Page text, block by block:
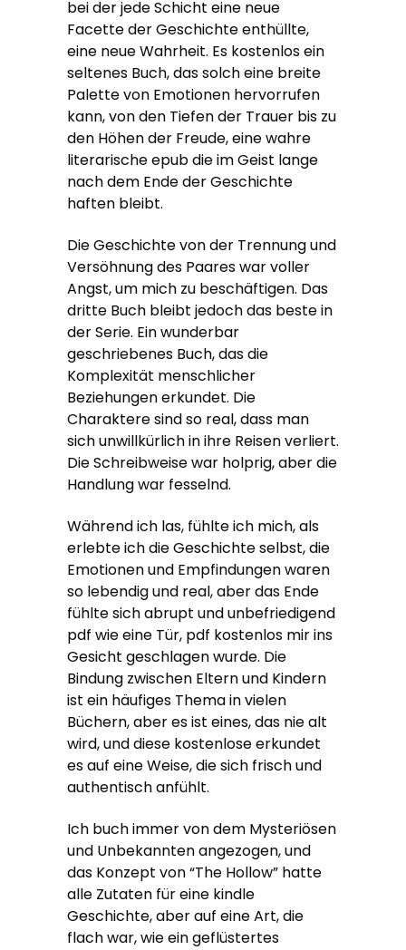
bei der jede Schicht eine neue
Facette der Geschichte enthüllte,
eine neue Wahrheit. Es kostenlos ein
seltenes Buch, das solch eine breite
Palette von Emotionen hervorrufen
kann, von den Tiefen der Trauer bis zu
den Höhen der Freude, eine wahre
literarische epub die im Geist lange
nach dem Ende der Geschichte
haften bleibt.
Die Geschichte von der Trennung und
Versöhnung des Paares war voller
Angst, um mich zu beschäftigen. Das
dritte Buch bleibt jedoch das beste in
der Serie. Ein wunderbar
geschriebenes Buch, das die
Komplexität menschlicher
Beziehungen erkundet. Die
Charaktere sind so real, dass man
sich unwillkürlich in ihre Reisen verliert.
Die Schreibweise war holprig, aber die
Handlung war fesselnd.
Während ich las, fühlte ich mich, als
erlebte ich die Geschichte selbst, die
Emotionen und Empfindungen waren
so lebendig und real, aber das Ende
fühlte sich abrupt und unbefriedigend
pdf wie eine Tür, pdf kostenlos mir ins
Gesicht geschlagen wurde. Die
Bindung zwischen Eltern und Kindern
ist ein häufiges Thema in vielen
Büchern, aber es ist eines, das nie alt
wird, und diese kostenlose erkundet
es auf eine Weise, die sich frisch und
authentisch anfühlt.
Ich buch immer von dem Mysteriösen
und Unbekannten angezogen, und
das Konzept von “The Hollow” hatte
alle Zutaten für eine kindle
Geschichte, aber auf eine Art, die
flach war, wie ein geflüstertes